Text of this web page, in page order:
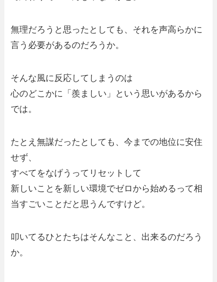
無理だろうと思ったとしても、それを声高らかに
言う必要があるのだろうか。
そんな風に反応してしまうのは
心のどこかに「羨ましい」という思いがあるから
では。
たとえ無謀だったとしても、今までの地位に安住
せず、
すべてをなげうってリセットして
新しいことを新しい環境でゼロから始めるって相
当すごいことだと思うんですけど。
叩いてるひとたちはそんなこと、出来るのだろう
か。